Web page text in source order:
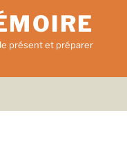
présent et préparer